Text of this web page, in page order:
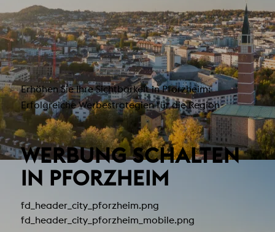
Erhöhen Sie Ihre Sichtbarkeit in Pforzheim:
Erfolgreiche Werbestrategien für die Region
WERBUNG SCHALTEN
IN PFORZHEIM
fd_header_city_pforzheim.png
fd_header_city_pforzheim_mobile.png